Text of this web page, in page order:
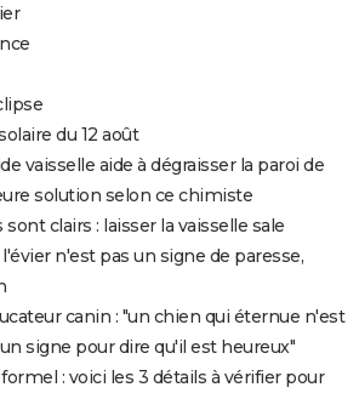
du 12 août
vaisselle aide à dégraisser la paroi de
solution selon ce chimiste
clairs : laisser la vaisselle sale
n'est pas un signe de paresse,
canin : "un chien qui éternue n'est
signe pour dire qu'il est heureux"
: voici les 3 détails à vérifier pour